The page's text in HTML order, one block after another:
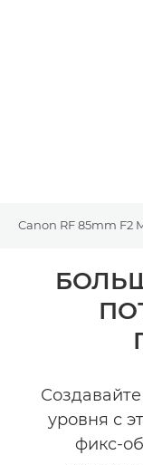
Canon RF 85mm F2
Общая информация
Технические
уровня с
фикс-